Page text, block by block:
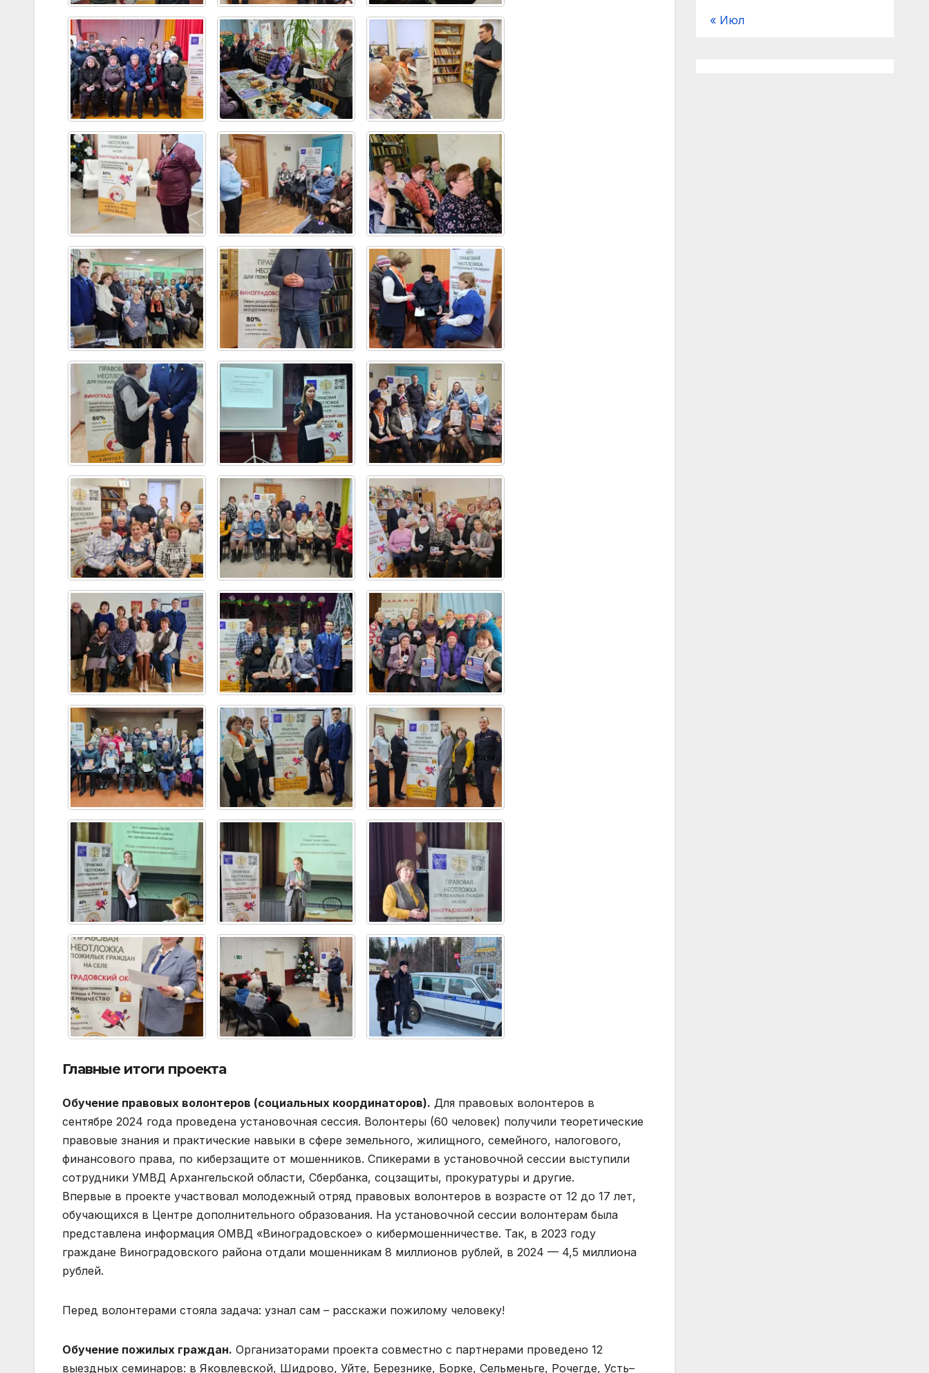
Главные итоги проекта
Обучение правовых волонтеров (социальных координаторов). Для правовых волонтеров в
сентябре 2024 года проведена установочная сессия. Волонтеры (60 человек) получили теоретические
правовые знания и практические навыки в сфере земельного, жилищного, семейного, налогового,
финансового права, по киберзащите от мошенников. Спикерами в установочной сессии выступили
сотрудники УМВД Архангельской области, Сбербанка, соцзащиты, прокуратуры и другие.
Впервые в проекте участвовал молодежный отряд правовых волонтеров в возрасте от 12 до 17 лет,
обучающихся в Центре дополнительного образования. На установочной сессии волонтерам была
представлена информация ОМВД «Виноградовское» о кибермошенничестве. Так, в 2023 году
граждане Виноградовского района отдали мошенникам 8 миллионов рублей, в 2024 — 4,5 миллиона
рублей.
Перед волонтерами стояла задача: узнал сам – расскажи пожилому человеку!
Обучение пожилых граждан. Организаторами проекта совместно с партнерами проведено 12
выездных семинаров: в Яковлевской, Шидрово, Уйте, Березнике, Борке, Сельменьге, Рочегде, Усть–
« Июл